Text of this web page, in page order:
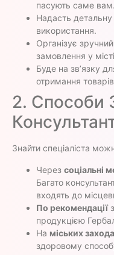
пасують саме вам.
Надасть
використання.
Організує
замовлення у
Буде на зв’язку
отримання
2. Способи
Знайти спеціаліста
Через соціальні
Багато
входять до
По рекомендації
продукцією
На міських
здоровому